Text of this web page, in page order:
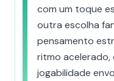
com um toque
outra escolha
pensamento
ritmo
jogabilidade